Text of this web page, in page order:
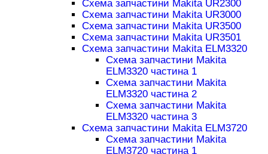
Схема запчастини Makita UR2300
Схема запчастини Makita UR3000
Схема запчастини Makita UR3500
Схема запчастини Makita UR3501
Схема запчастини Makita ELM3320
Схема запчастини Makita
ELM3320 частина 1
Схема запчастини Makita
ELM3320 частина 2
Схема запчастини Makita
ELM3320 частина 3
Схема запчастини Makita ELM3720
Схема запчастини Makita
ELM3720 частина 1